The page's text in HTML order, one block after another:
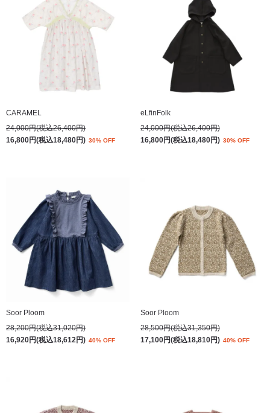
CARAMEL
24,000円(税込26,400円)
16,800円(税込18,480円) 30% OFF
eLfinFolk
24,000円(税込26,400円)
16,800円(税込18,480円) 30% OFF
Soor Ploom
28,200円(税込31,020円)
16,920円(税込18,612円) 40% OFF
Soor Ploom
28,500円(税込31,350円)
17,100円(税込18,810円) 40% OFF